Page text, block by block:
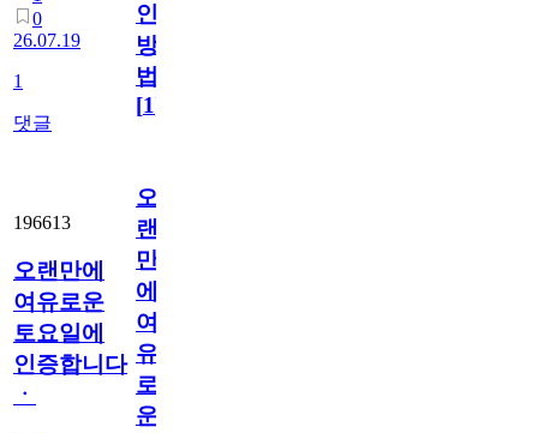
0
26.07.19
1
댓글
인
방
법
[1]
196613
오랜만에
여유로운
토요일에
인증합니다
ㆍ
오
랜
만
에
여
유
로
운